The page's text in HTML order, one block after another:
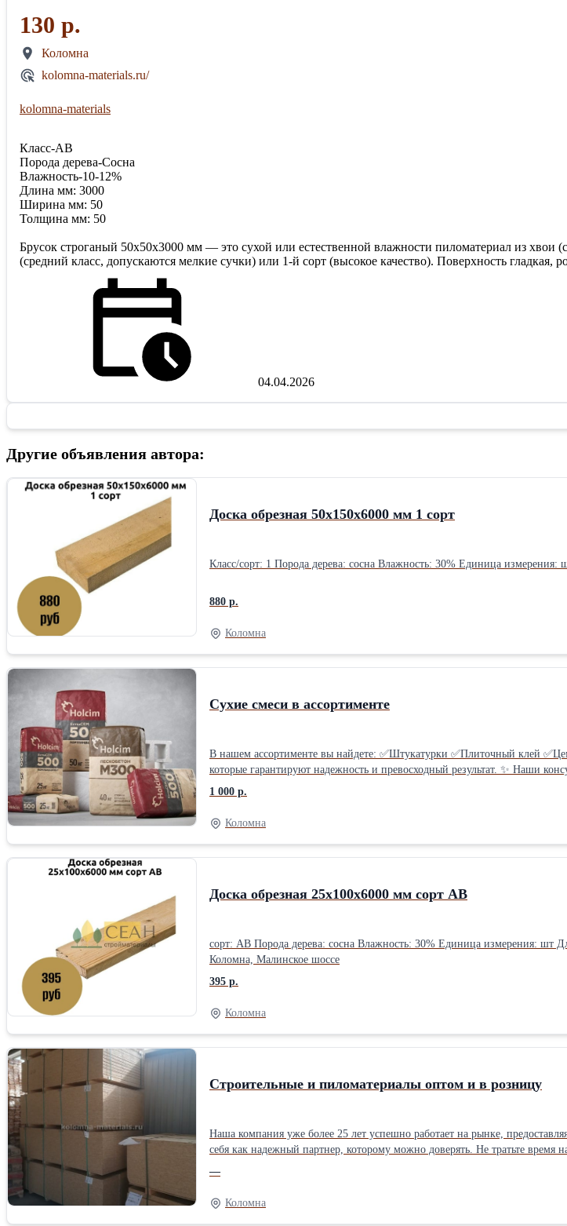
130 р.
Коломна
kolomna-materials.ru/
kolomna-materials
Класс-АВ
Порода дерева-Сосна
Влажность-10-12%
Длина мм: 3000
Ширина мм: 50
Толщина мм: 50
Брусок строганый 50х50х3000 мм — это сухой или естественной влажности пиломатериал из
(средний класс, допускаются мелкие сучки) или 1-й сорт (высокое качество). Поверхность гладкая,
04.04.2026
Другие объявления автора:
Доска обрезная 50х150х6000 мм 1 сорт
880 р.
Коломна
Сухие смеси в ассортименте
В нашем ассортименте вы найдете: ✅Штукатурки ✅Плиточный клей ✅Цемент: ✅Пескобетон Мы предлагаем только проверенные сухие смеси от ведущих производителей,
которые гарантируют надежность и превосходный результат. ✨ Наши
1 000 р.
Коломна
Доска обрезная 25х100х6000 мм сорт АВ
сорт: АВ Порода дерева: сосна Влажность: 30% Единица измерения: шт Длина;мм:
Коломна, Малинское шоссе
395 р.
Коломна
Строительные и пиломатериалы оптом и в розницу
Наша компания уже более 25 лет успешно работает на рынке,
себя как надежный партнер, которому можно доверять. Не тратьте время на поиски – все, что нужно для вашего строительства, уже есть у нас! Сделайте заказ и убедитесь в
—
Коломна